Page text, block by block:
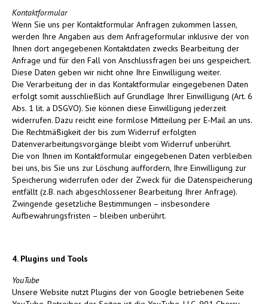
Kontaktformular
Wenn Sie uns per Kontaktformular Anfragen zukommen lassen,
werden Ihre Angaben aus dem Anfrageformular inklusive der von
Ihnen dort angegebenen Kontaktdaten zwecks Bearbeitung der
Anfrage und für den Fall von Anschlussfragen bei uns gespeichert.
Diese Daten geben wir nicht ohne Ihre Einwilligung weiter.
Die Verarbeitung der in das Kontaktformular eingegebenen Daten
erfolgt somit ausschließlich auf Grundlage Ihrer Einwilligung (Art. 6
Abs. 1 lit. a DSGVO). Sie können diese Einwilligung jederzeit
widerrufen. Dazu reicht eine formlose Mitteilung per E-Mail an uns.
Die Rechtmäßigkeit der bis zum Widerruf erfolgten
Datenverarbeitungsvorgänge bleibt vom Widerruf unberührt.
Die von Ihnen im Kontaktformular eingegebenen Daten verbleiben
bei uns, bis Sie uns zur Löschung auffordern, Ihre Einwilligung zur
Speicherung widerrufen oder der Zweck für die Datenspeicherung
entfällt (z.B. nach abgeschlossener Bearbeitung Ihrer Anfrage).
Zwingende gesetzliche Bestimmungen – insbesondere
Aufbewahrungsfristen – bleiben unberührt.
4. Plugins und Tools
YouTube
Unsere Website nutzt Plugins der von Google betriebenen Seite